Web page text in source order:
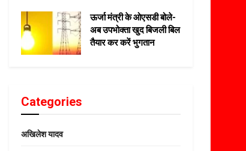
ऊर्जा मंत्री के ओएसडी बोले-
अब उपभोक्ता खुद बिजली बिल
तैयार कर करें भुगतान
Categories
अखिलेश यादव